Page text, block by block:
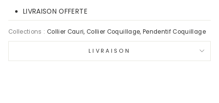
LIVRAISON OFFERTE
Collections : Collier Cauri,Collier Coquillage, Pendentif Coquillage
LIVRAISON